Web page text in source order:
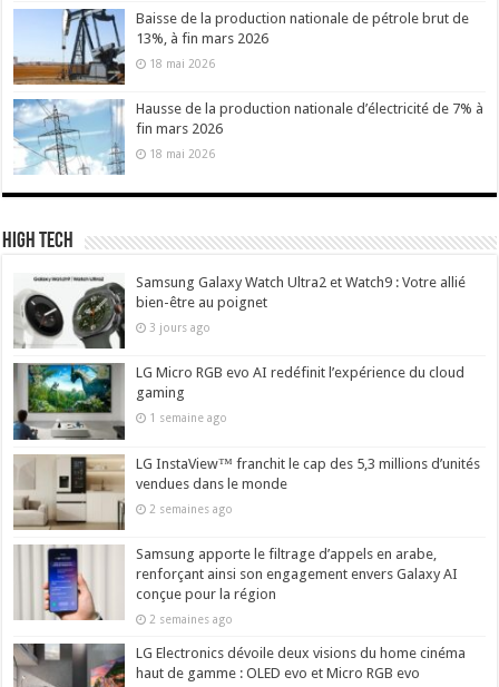
Baisse de la production nationale de pétrole brut de
13%, à fin mars 2026
18 mai 2026
Hausse de la production nationale d’électricité de 7% à
fin mars 2026
18 mai 2026
High Tech
Samsung Galaxy Watch Ultra2 et Watch9 : Votre allié
bien-être au poignet
3 jours ago
LG Micro RGB evo AI redéfinit l’expérience du cloud
gaming
1 semaine ago
LG InstaView™ franchit le cap des 5,3 millions d’unités
vendues dans le monde
2 semaines ago
Samsung apporte le filtrage d’appels en arabe,
renforçant ainsi son engagement envers Galaxy AI
conçue pour la région
2 semaines ago
LG Electronics dévoile deux visions du home cinéma
haut de gamme : OLED evo et Micro RGB evo